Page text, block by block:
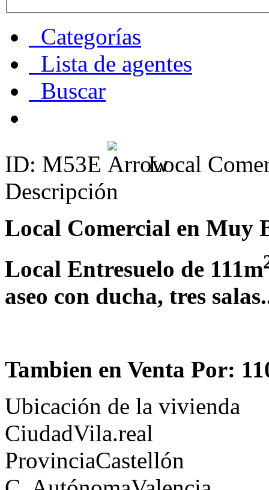
Categorías
Lista de agentes
Buscar
ID: M53E
Local
Descripción
Local Comercial en Muy
Local Entresuelo de 111m
aseo con ducha, tres
Tambien en Venta Por:
Ubicación de la vivienda
CiudadVila.real
ProvinciaCastellón